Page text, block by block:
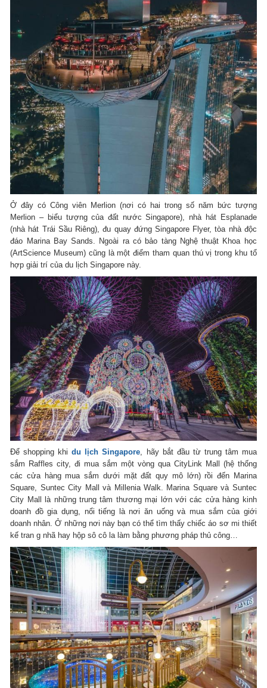
Ở đây có Công viên Merlion (nơi có hai trong số năm bức tượng
Merlion – biểu tượng của đất nước Singapore), nhà hát Esplanade
(nhà hát Trái Sầu Riêng), đu quay đứng Singapore Flyer, tòa nhà độc
đáo Marina Bay Sands. Ngoài ra có bảo tàng Nghệ thuật Khoa học
(ArtScience Museum) cũng là một điểm tham quan thú vị trong khu tổ
hợp giải trí của du lịch Singapore này.
Để shopping khidu lịch Singapore , hãy bắt đầu từ trung tâm mua
sắm Raffles city, đi mua sắm một vòng qua CityLink Mall (hệ thống
các cửa hàng mua sắm dưới mặt đất quy mô lớn) rồi đến Marina
Square, Suntec City Mall và Millenia Walk. Marina Square và Suntec
City Mall là những trung tâm thương mại lớn với các cửa hàng kinh
doanh đồ gia dụng, nổi tiếng là nơi ăn uống và mua sắm của giới
doanh nhân. Ở những nơi này bạn có thể tìm thấy chiếc áo sơ mi thiết
kế tran g nhã hay hộp sô cô la làm bằng phương pháp thủ công…